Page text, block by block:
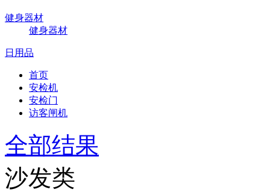
健身器材
健身器材
日用品
首页
安检机
安检门
访客闸机
全部结果
沙发类